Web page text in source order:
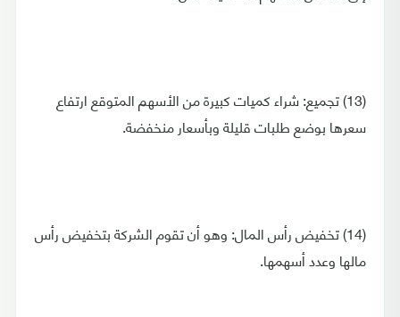
(13) تجميع: شراء كميات كبيرة من الأسهم المتوقع ارتفاع
سعرها بوضع طلبات قليلة وبأسعار منخفضة.
(14) تخفيض رأس المال: وهو أن تقوم الشركة بتخفيض رأس
مالها وعدد أسهمها.